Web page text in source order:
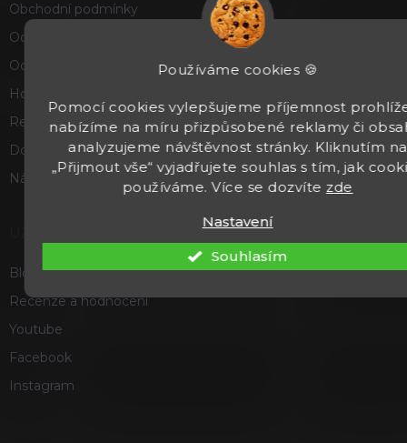
Používáme cookies 🍪
Pomocí cookies vylepšujeme příjemnost
nabízíme na míru přizpůsobené reklamy či
analyzujeme návštěvnost stránky. Kliknutím na
„Přijmout vše“ vyjadřujete souhlas s tím, jak
používáme. Více se dozvíte zde
Nastavení
Souhlasím
Obchodní podmínky
Ochrana osobních údajů
Odstoupení od smlouvy
Hodnocení obchodu
Reklamace a vrácení zboží
Doprava a platba
Náš příběh
Blog
Recenze a hodnocení
Youtube
Facebook
Instagram